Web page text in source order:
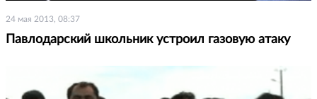
24 мая 2013, 08:37
Павлодарский школьник устроил газовую атаку